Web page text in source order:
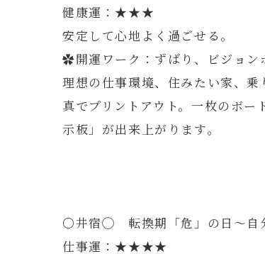
健康運：★★★
安定して心地よく過ごせる。
✿開運ワーク：ずばり、ビジョン
理想の仕事環境、住みたい家、
真でプリントアウト。一枚のボ
示板」が出来上がります。
〇井宿◯ 転換期「危」の日～自
仕事運：★★★★